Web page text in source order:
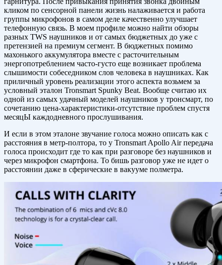
кликом по сенсорной панели жизнь налаживается и работа
группы микрофонов в самом деле качественно улучшает
телефонную связь. В моем профиле можно найти обзоры
разных TWS наушников и от самых бюджетных до уже с
претензией на премиум сегмент. В бюджетных помимо
махонького аккумулятора вместе с расточительным
энергопотреблением часто-густо еще возникает проблема
слышимости собеседником слов человека в наушниках. Как
приличный уровень реализации этого аспекта возьмем за
условный эталон Tronsmart Spunky Beat. Вообще считаю их
одной из самых удачный моделей наушников у тронсмарт, по
сочетанию цена-характеристики-отсутствие проблем спустя
месяцЫ каждодневного прослушивания.
И если в этом эталоне звучание голоса можно описать как с
расстояния в метр-полтора, то у Tronsmart Apollo Air передача
голоса происходит где то как при разговоре без наушников и
через микрофон смартфона. То бишь разговор уже не идет о
расстоянии даже в сферические в вакууме полметра.